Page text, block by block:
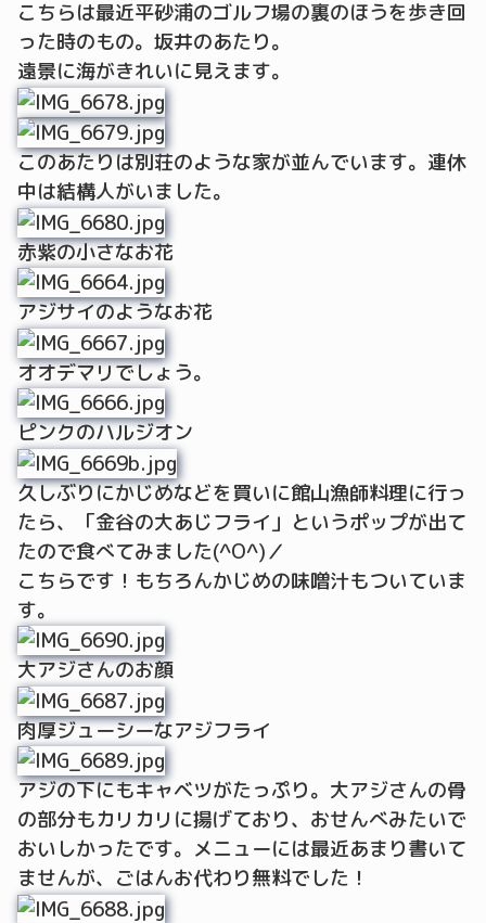
こちらは最近平砂浦のゴルフ場の裏のほうを歩き回
った時のもの。坂井のあたり。
遠景に海がきれいに見えます。
このあたりは別荘のような家が並んでいます。連休
中は結構人がいました。
赤紫の小さなお花
アジサイのようなお花
オオデマリでしょう。
ピンクのハルジオン
久しぶりにかじめなどを買いに館山漁師料理に行っ
たら、「金谷の大あじフライ」というポップが出て
たので食べてみました(^O^)／
こちらです！もちろんかじめの味噌汁もついていま
す。
大アジさんのお顔
肉厚ジューシーなアジフライ
アジの下にもキャベツがたっぷり。大アジさんの骨
の部分もカリカリに揚げており、おせんべみたいで
おいしかったです。メニューには最近あまり書いて
ませんが、ごはんお代わり無料でした！